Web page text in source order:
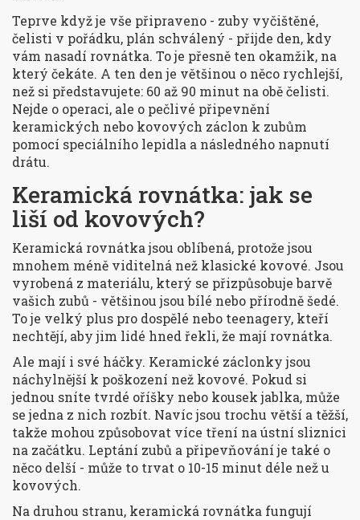
Teprve když je vše připraveno - zuby vyčištěné,
čelisti v pořádku, plán schválený - přijde den, kdy
vám nasadí rovnátka. To je přesně ten okamžik, na
který čekáte. A ten den je většinou o něco rychlejší,
než si představujete: 60 až 90 minut na obě čelisti.
Nejde o operaci, ale o pečlivé připevnění
keramických nebo kovových záclon k zubům
pomocí speciálního lepidla a následného napnutí
drátu.
Keramická rovnátka: jak se
liší od kovových?
Keramická rovnátka jsou oblíbená, protože jsou
mnohem méně viditelná než klasické kovové. Jsou
vyrobená z materiálu, který se přizpůsobuje barvě
vašich zubů - většinou jsou bílé nebo přírodně šedé.
To je velký plus pro dospělé nebo teenagery, kteří
nechtějí, aby jim lidé hned řekli, že mají rovnátka.
Ale mají i své háčky. Keramické záclonky jsou
náchylnější k poškození než kovové. Pokud si
jednou sníte tvrdé oříšky nebo kousek jablka, může
se jedna z nich rozbít. Navíc jsou trochu větší a těžší,
takže mohou způsobovat více tření na ústní sliznici
na začátku. Leptání zubů a připevňování je také o
něco delší - může to trvat o 10-15 minut déle než u
kovových.
Na druhou stranu, keramická rovnátka fungují